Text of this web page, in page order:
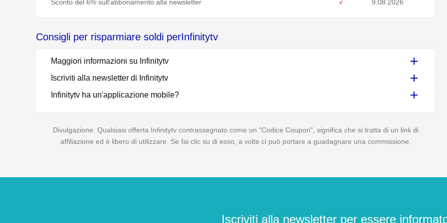
Sconto del 6% sull'abbonamento alla newsletter 9.08.2026
Consigli per risparmiare soldi perInfinitytv
Maggiori informazioni su Infinitytv
Iscriviti alla newsletter di Infinitytv
Infinitytv ha un'applicazione mobile?
Divulgazione: Qualsiasi offerta Infinitytv contrassegnato come un "Codice Coupon", significa che si tratta di un link di
affiliazione ed è libero di utilizzare. Se fai clic su di esso, a volte ci può portare a guadagnare una commissione.
Iscriviti alla newsletter per essere